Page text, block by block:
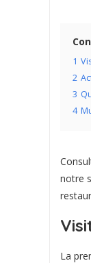
1
2
3
4
notre
La